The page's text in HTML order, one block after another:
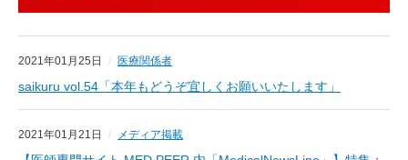
2021年01月25日 医療関係者
saikuru vol.54「本年もどうぞ宜しくお願いいたします」
2021年01月21日 メディア掲載